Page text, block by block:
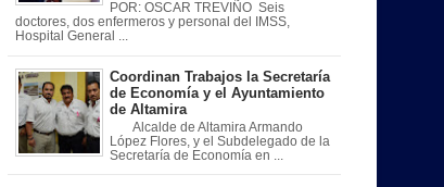
POR: OSCAR TREVIÑO Seis
doctores, dos enfermeros y personal del IMSS,
Hospital General ...
Coordinan Trabajos la Secretaría
de Economía y el Ayuntamiento
de Altamira
Alcalde de Altamira Armando
López Flores, y el Subdelegado de la
Secretaría de Economía en ...